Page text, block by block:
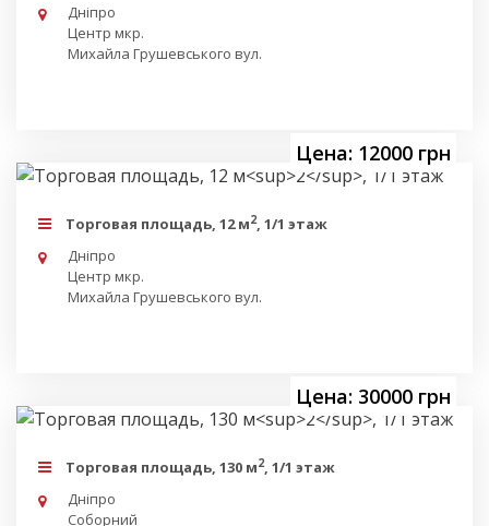
Дніпро
Центр мкр.
Михайла Грушевського вул.
Цена: 12000 грн
Торговая площадь, 12 м2, 1/1 этаж
Дніпро
Центр мкр.
Михайла Грушевського вул.
Цена: 30000 грн
Торговая площадь, 130 м2, 1/1 этаж
Дніпро
Соборний